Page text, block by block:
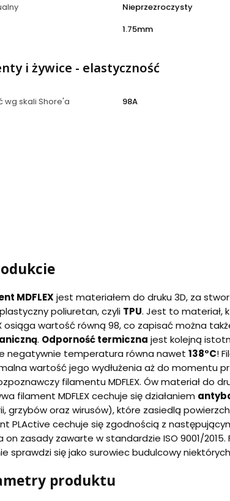
Nieprzezroczysty
1.75mm
i żywice - elastyczność
wg skali Shore'a 98A
MDFLEXjest materiałem do druku 3D, za
poliuretan, czyli TPU. Jest to materiał,
osiąga wartość równą 98, co zapisać można
. Odporność termiczna jest kolejną
negatywnie temperatura równa nawet 138°C!
wartość jego wydłużenia aż do momentu
filamentu MDFLEX. Ów materiał do
filament MDFLEX cechuje się działaniem
grzybów oraz wirusów), które zasiedlą
PLActive cechuje się zgodnością z
on zasady zawarte w standardzie ISO 9001/
sprawdzi się jako surowiec budulcowy
produktu